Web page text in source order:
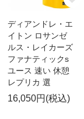
ディアンドレ・エ
イトン ロサンゼ
ルス・レイカーズ
ファナティックs
ユース 速い 休憩
レプリカ 選
16,050円(税込)